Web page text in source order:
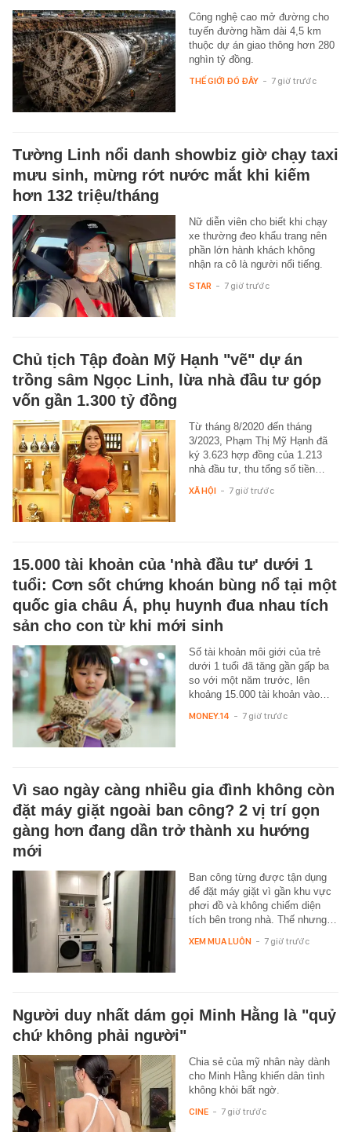
Công nghệ cao mở đường cho
tuyến đường hầm dài 4,5 km
thuộc dự án giao thông hơn 280
nghìn tỷ đồng.
THẾ GIỚI ĐÓ ĐÂY - 7 giờ trước
Tường Linh nổi danh showbiz giờ chạy taxi
mưu sinh, mừng rớt nước mắt khi kiếm
hơn 132 triệu/tháng
Nữ diễn viên cho biết khi chạy
xe thường đeo khẩu trang nên
phần lớn hành khách không
nhận ra cô là người nổi tiếng.
STAR - 7 giờ trước
Chủ tịch Tập đoàn Mỹ Hạnh "vẽ" dự án
trồng sâm Ngọc Linh, lừa nhà đầu tư góp
vốn gần 1.300 tỷ đồng
Từ tháng 8/2020 đến tháng
3/2023, Phạm Thị Mỹ Hạnh đã
ký 3.623 hợp đồng của 1.213
nhà đầu tư, thu tổng số tiền…
XÃ HỘI - 7 giờ trước
15.000 tài khoản của 'nhà đầu tư' dưới 1
tuổi: Cơn sốt chứng khoán bùng nổ tại một
quốc gia châu Á, phụ huynh đua nhau tích
sản cho con từ khi mới sinh
Số tài khoản môi giới của trẻ
dưới 1 tuổi đã tăng gần gấp ba
so với một năm trước, lên
khoảng 15.000 tài khoản vào…
MONEY.14 - 7 giờ trước
Vì sao ngày càng nhiều gia đình không còn
đặt máy giặt ngoài ban công? 2 vị trí gọn
gàng hơn đang dần trở thành xu hướng
mới
Ban công từng được tận dụng
để đặt máy giặt vì gần khu vực
phơi đồ và không chiếm diện
tích bên trong nhà. Thế nhưng…
XEM MUA LUÔN - 7 giờ trước
Người duy nhất dám gọi Minh Hằng là "quỷ
chứ không phải người"
Chia sẻ của mỹ nhân này dành
cho Minh Hằng khiến dân tình
không khỏi bất ngờ.
CINE - 7 giờ trước